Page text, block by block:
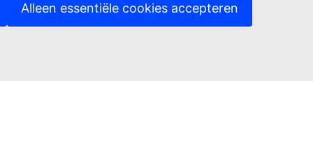
Alleen essentiële cookies accepteren